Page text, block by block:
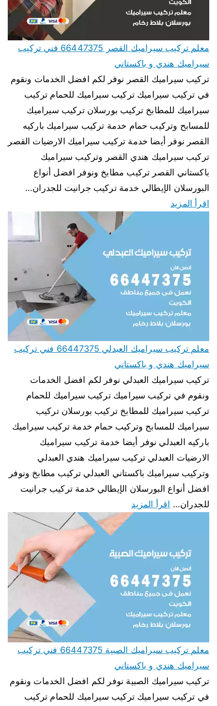
معلم تركيب سيراميك القصر 66447375 فني تركيب
سيراميك هندي و باكستاني
تركيب سيراميك القصر نوفر لكم افضل الخدمات ونقوم
في تركيب سيراميك تركيب سيراميك للحمام تركيب
سيراميك للمطابخ تركيب بورسلان تركيب سيراميك
للمسابح وتركيب حمام خدمة تركيب سيراميك باركيه
القصر نوفر أيضا خدمة تركيب سيراميك الارضيات القصر
تركيب سيراميك هندي القصر وتركيب سيراميك
باكستاني القصر تركيب مطابخ ونوفر افضل أنواع
البورسلان الإيطالي خدمة تركيب جرانيت للجدران…
اقرأ المزيد
معلم تركيب سيراميك العبدلي 66447375 فني تركيب
سيراميك هندي و باكستاني
تركيب سيراميك العبدلي نوفر لكم افضل الخدمات
ونقوم في تركيب سيراميك تركيب سيراميك للحمام
تركيب سيراميك للمطابخ تركيب بورسلان تركيب
سيراميك للمسابح وتركيب حمام خدمة تركيب سيراميك
باركيه العبدلي نوفر أيضا خدمة تركيب سيراميك
الارضيات العبدلي تركيب سيراميك هندي العبدلي
وتركيب سيراميك باكستاني العبدلي تركيب مطابخ ونوفر
افضل أنواع البورسلان الإيطالي خدمة تركيب جرانيت
للجدران… اقرأ المزيد
معلم تركيب سيراميك الصبية 66447375 فني تركيب
سيراميك هندي و باكستاني
تركيب سيراميك الصبية نوفر لكم افضل الخدمات ونقوم
في تركيب سيراميك تركيب سيراميك للحمام تركيب